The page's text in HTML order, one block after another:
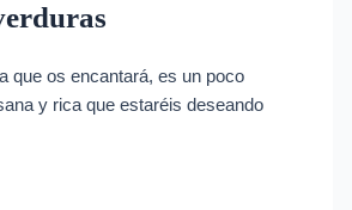
que os encantará, es un poco
y rica que estaréis deseando